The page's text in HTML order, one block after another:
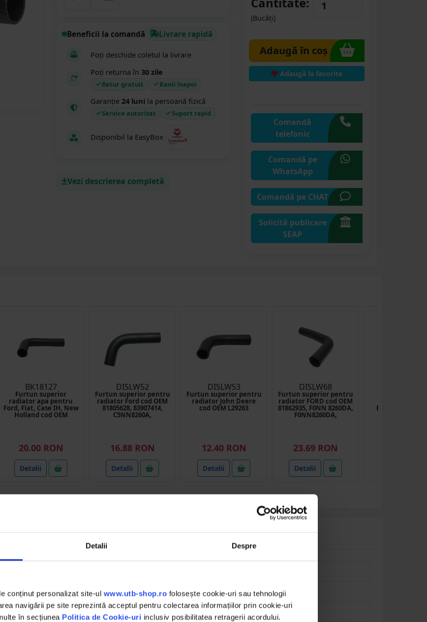
Detalii Despre
conținut personalizat site-ul www.utb-shop.ro folosește cookie-uri sau tehnologii
navigării pe site reprezintă acceptul pentru colectarea informațiilor prin cookie-uri
în secțiunea Politica de Cookie-uri inclusiv posibilitatea retragerii acordului.
Beneficii la comandă Livrare rapidă
Poți deschide coletul la livrare
Poți returna în 30 zile
Retur gratuit Banii înapoi
Garanție 24 luni la persoană fizică
Service autorizat Suport rapid
Disponibil la EasyBox
Vezi descrierea completă
(Bucăți)
Adaugă în coș
Adaugă la favorite
Comandă
telefonic
Comandă pe
WhatsApp
Comandă pe CHAT
Solicită publicare
SEAP
BK18127
Furtun superior
radiator apa pentru
Ford, Fiat, Case IH, New
Holland cod OEM
20.00 RON
Detalii
DISLW52
Furtun superior pentru
radiator Ford cod OEM
81805628, 83907414,
C5NN8260A,
16.88 RON
Detalii
DISLW53
Furtun superior pentru
radiator John Deere
cod OEM L29263
12.40 RON
Detalii
DISLW68
Furtun superior pentru
radiator FORD cod OEM
81862935, F0NN 8260DA,
F0NN8260DA,
23.69 RON
Detalii
Breckner
mm